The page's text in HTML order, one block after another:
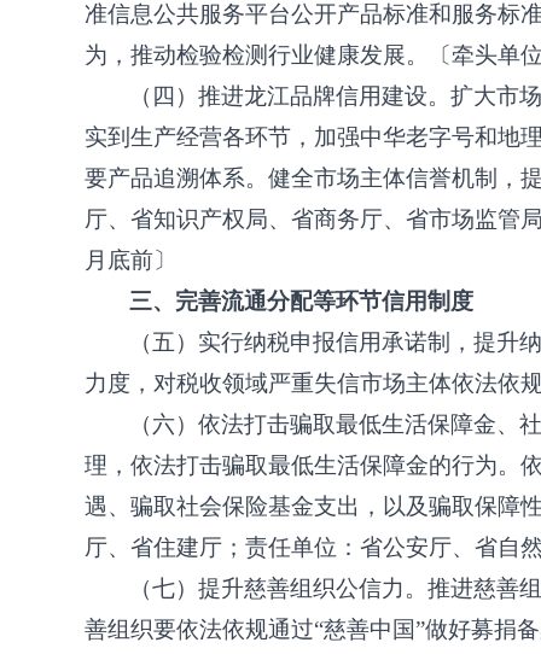
准信息公共服务平台公开产品标准和服务标
为，推动检验检测行业健康发展。〔牵头单
（四）推进龙江品牌信用建设。扩大
实到生产经营各环节，加强中华老字号和地
要产品追溯体系。健全市场主体信誉机制，
厅、省知识产权局、省商务厅、省市场监管
月底前〕
三、完善流通分配等环节信用制度
（五）实行纳税申报信用承诺制，提
力度，对税收领域严重失信市场主体依法依
（六）依法打击骗取最低生活保障金
理，依法打击骗取最低生活保障金的行为。
遇、骗取社会保险基金支出，以及骗取保障
厅、省住建厅；责任单位：省公安厅、省自
（七）提升慈善组织公信力。推进慈
善组织要依法依规通过“慈善中国”做好募捐